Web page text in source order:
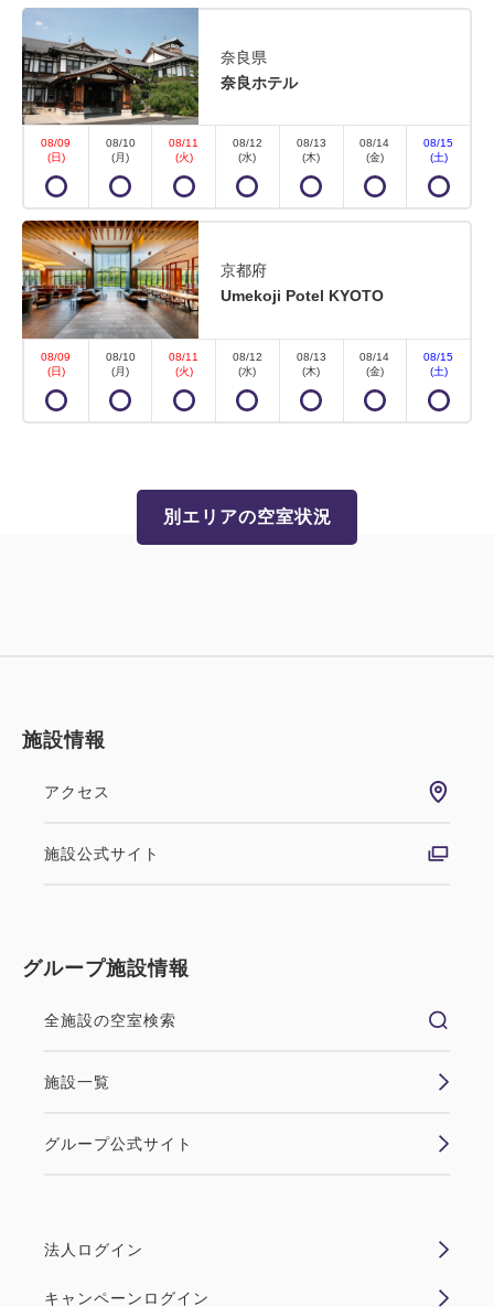
奈良県
奈良ホテル
08/09
(日)
08/10
(月)
08/11
(火)
08/12
(水)
08/13
(木)
08/14
(金)
08/15
(土)
京都府
Umekoji Potel KYOTO
08/09
(日)
08/10
(月)
08/11
(火)
08/12
(水)
08/13
(木)
08/14
(金)
08/15
(土)
別エリアの空室状況
施設情報
アクセス
施設公式サイト
グループ施設情報
全施設の空室検索
施設一覧
グループ公式サイト
法人ログイン
キャンペーンログイン